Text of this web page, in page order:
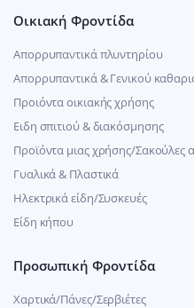
Οικιακή Φροντίδα
Απορρυπαντικά πλυντηρίου
Απορρυπαντικά & Γενικού
Προιόντα οικιακής χρήσης
Ειδη σπιτιού & διακόσμησης
Προϊόντα μιας χρήσης/Σακούλες
Γυαλικά & Πλαστικά
Ηλεκτρικά είδη/Συσκευές
Είδη κήπου
Προσωπική Φροντίδα
Χαρτικά/Πάνες/Σερβιέτες